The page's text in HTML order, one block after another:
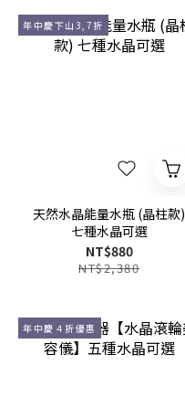
年中慶下山3,7折
天然水晶能量水瓶 (晶柱款)
七種水晶可選
NT$880
NT$2,380
年中慶４折優惠